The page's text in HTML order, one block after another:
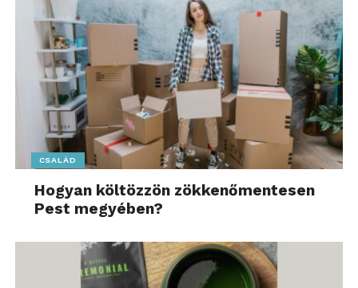
CSALÁD
Hogyan költözzön zökkenőmentesen
Pest megyében?